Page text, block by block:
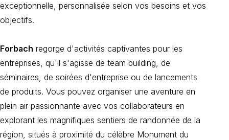
exceptionnelle, personnalisée selon vos besoins et vos
objectifs.
Forbach regorge d'activités captivantes pour les
entreprises, qu'il s'agisse de team building, de
séminaires, de soirées d'entreprise ou de lancements
de produits. Vous pouvez organiser une aventure en
plein air passionnante avec vos collaborateurs en
explorant les magnifiques sentiers de randonnée de la
région, situés à proximité du célèbre Monument du